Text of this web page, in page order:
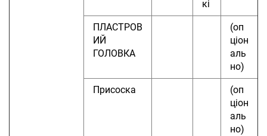
кі
ПЛАСТРОВ
ИЙ
ГОЛОВКА
(оп
ціон
аль
но)
Присоска
(оп
ціон
аль
но)